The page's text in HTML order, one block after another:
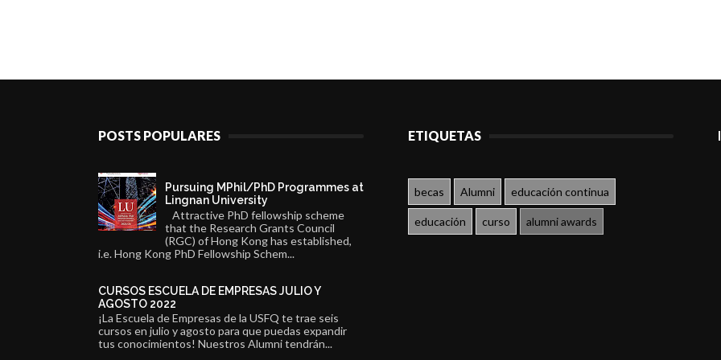
POSTS POPULARES
Pursuing MPhil/PhD Programmes at
Lingnan University
Attractive PhD fellowship scheme
that the Research Grants Council
(RGC) of Hong Kong has established,
i.e. Hong Kong PhD Fellowship Schem...
CURSOS ESCUELA DE EMPRESAS JULIO Y
AGOSTO 2022
¡La Escuela de Empresas de la USFQ te trae seis
cursos en julio y agosto para que puedas expandir
tus conocimientos! Nuestros Alumni tendrán...
ETIQUETAS
becas Alumni educación continua
educación curso alumni awards